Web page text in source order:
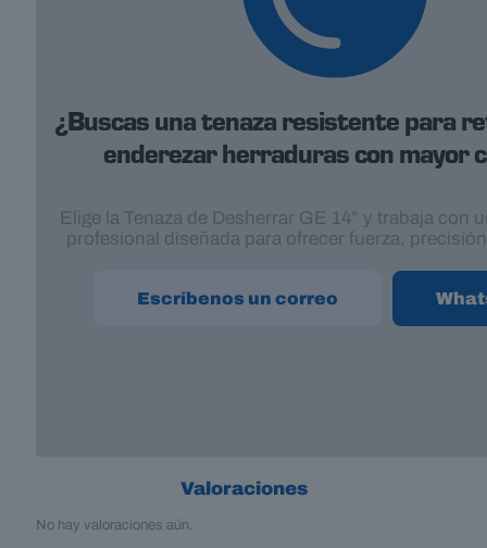
¿Buscas una tenaza resistente para
enderezar herraduras con mayor
Elige la Tenaza de Desherrar GE 14” y trabaja con
profesional diseñada para ofrecer fuerza,
Escríbenos un correo
Valoraciones
No hay valoraciones aún.